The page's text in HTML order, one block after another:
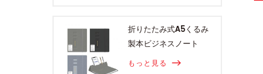
折りたたみ式A5くるみ
製本ビジネスノート
もっと見る